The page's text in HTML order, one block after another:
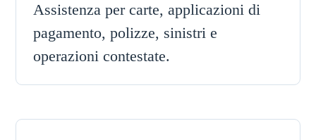
Assistenza per carte, applicazioni di
pagamento, polizze, sinistri e
operazioni contestate.